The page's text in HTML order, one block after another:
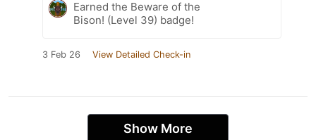
Earned the Beware of the
Bison! (Level 39) badge!
3 Feb 26 View Detailed Check-in
Show More